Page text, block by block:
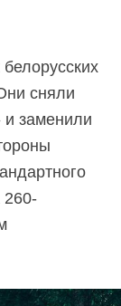
сняли
и заменили